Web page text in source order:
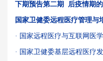
下期预告第二期 后疫情期
国家卫健委远程医疗管理与
· 国 家远程医疗与互联网医
· 国家卫健委基层远程医疗